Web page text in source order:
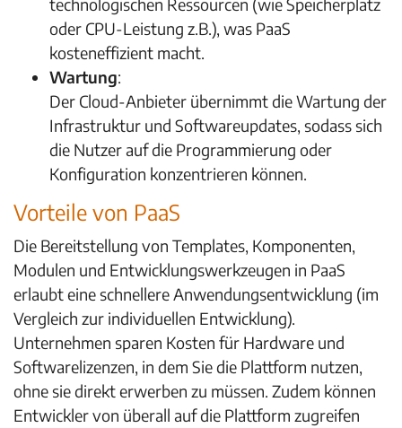
oder CPU-Leistung z.B.), was PaaS
kosteneffizient macht.
Wartung:
Der Cloud-Anbieter übernimmt die Wartung der
Infrastruktur und Softwareupdates, sodass sich
die Nutzer auf die Programmierung oder
Konfiguration konzentrieren können.
Vorteile von PaaS
Die Bereitstellung von Templates, Komponenten,
Modulen und Entwicklungswerkzeugen in PaaS
erlaubt eine schnellere Anwendungsentwicklung (im
Vergleich zur individuellen Entwicklung).
Unternehmen sparen Kosten für Hardware und
Softwarelizenzen, in dem Sie die Plattform nutzen,
ohne sie direkt erwerben zu müssen. Zudem können
Entwickler von überall auf die Plattform zugreifen